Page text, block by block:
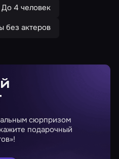
До 4 человек
без актеров
сюрпризом
подарочный